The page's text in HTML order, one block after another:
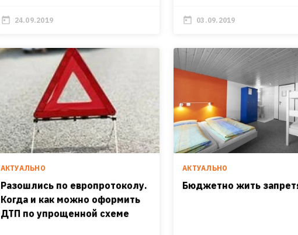
24.09.2019 03.09.2019
АКТУАЛЬНО
Разошлись по европротоколу.
Когда и как можно оформить
ДТП по упрощенной схеме
АКТУАЛЬНО
Бюджетно жить